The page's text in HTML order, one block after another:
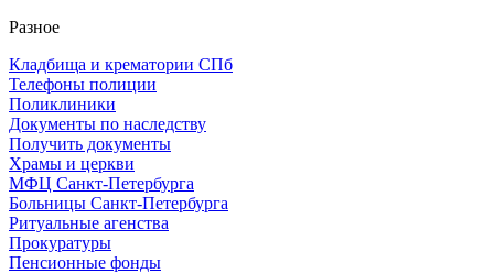
Разное
Кладбища и крематории СПб
Телефоны полиции
Поликлиники
Документы по наследству
Получить документы
Храмы и церкви
МФЦ Санкт-Петербурга
Больницы Санкт-Петербурга
Ритуальные агенства
Прокуратуры
Пенсионные фонды